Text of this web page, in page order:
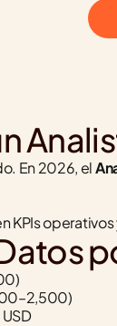
En 2026, el
KPIs